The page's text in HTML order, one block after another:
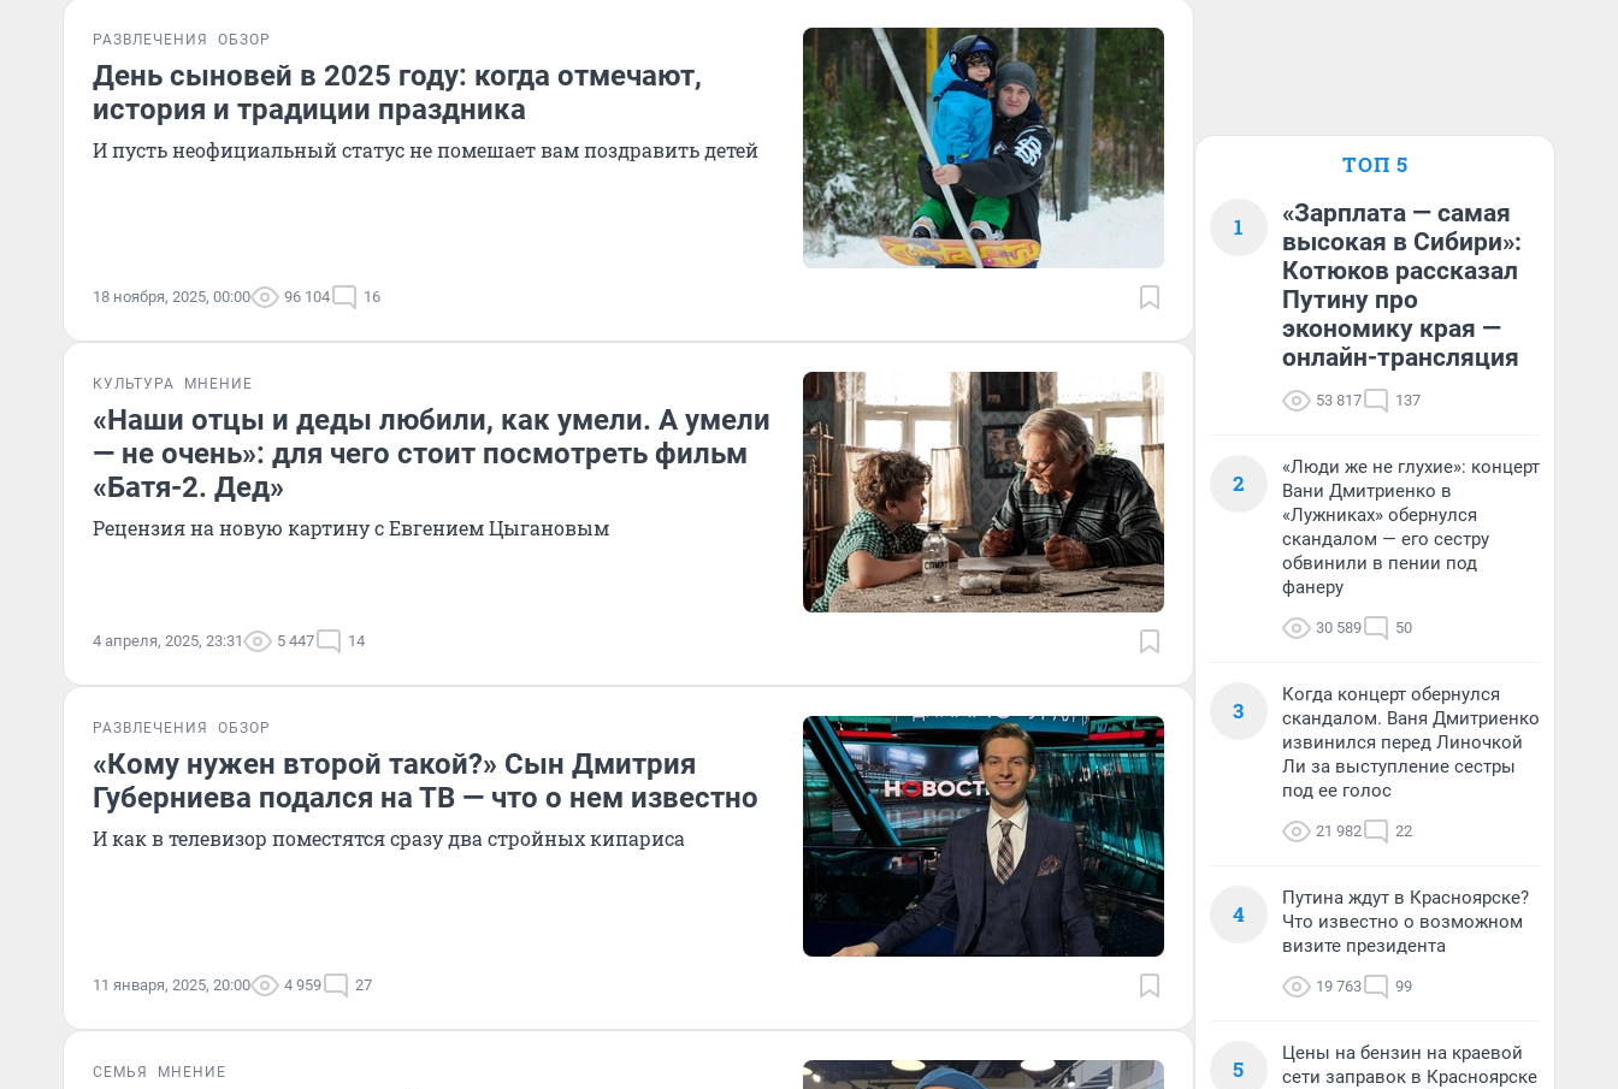
РАЗВЛЕЧЕНИЯ ОБЗОР
День сыновей в 2025 году: когда отмечают,
история и традиции праздника
И пусть неофициальный статус не помешает вам поздравить детей
18 ноября, 2025, 00:00 96 104 16
КУЛЬТУРА МНЕНИЕ
«Наши отцы и деды любили, как умели. А умели
— не очень»: для чего стоит посмотреть фильм
«Батя-2. Дед»
Рецензия на новую картину с Евгением Цыгановым
4 апреля, 2025, 23:31 5 447 14
РАЗВЛЕЧЕНИЯ ОБЗОР
«Кому нужен второй такой?» Сын Дмитрия
Губерниева подался на ТВ — что о нем известно
И как в телевизор поместятся сразу два стройных кипариса
11 января, 2025, 20:00 4 959 27
СЕМЬЯ МНЕНИЕ
ТОП 5
1
«Зарплата — самая
высокая в Сибири»:
Котюков рассказал
Путину про
экономику края —
онлайн-трансляция
53 817 137
2
«Люди же не глухие»: концерт
Вани Дмитриенко в
«Лужниках» обернулся
скандалом — его сестру
обвинили в пении под
фанеру
30 589 50
3
Когда концерт обернулся
скандалом. Ваня Дмитриенко
извинился перед Линочкой
Ли за выступление сестры
под ее голос
21 982 22
4
Путина ждут в Красноярске?
Что известно о возможном
визите президента
19 763 99
5
Цены на бензин на краевой
сети заправок в Красноярске